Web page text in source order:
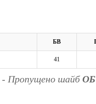
БВ
41
- Пропущено шайб ОБ